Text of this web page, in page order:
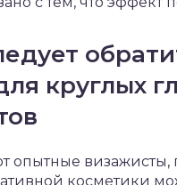
круглых
опытные
косметики